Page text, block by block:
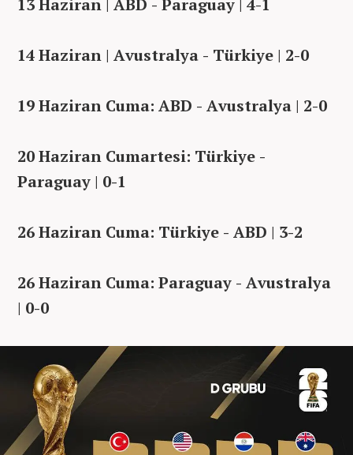
14 Haziran | Avustralya - Türkiye | 2-0
19 Haziran Cuma: ABD - Avustralya | 2-0
20 Haziran Cumartesi: Türkiye -
Paraguay | 0-1
26 Haziran Cuma: Türkiye - ABD | 3-2
26 Haziran Cuma: Paraguay - Avustralya
| 0-0